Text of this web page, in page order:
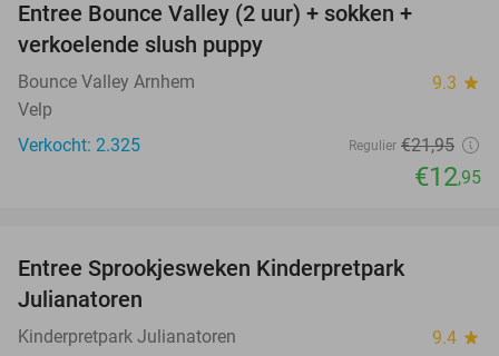
Entree Bounce Valley (2 uur) + sokken +
verkoelende slush puppy
Bounce Valley Arnhem 9.3 star
Velp
Verkocht: 2.325
Regulier €21,95
€12,95
Entree Sprookjesweken Kinderpretpark
Julianatoren
Kinderpretpark Julianatoren 9.4 star